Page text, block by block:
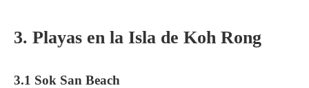
3. Playas en la Isla de Koh Rong
3.1 Sok San Beach